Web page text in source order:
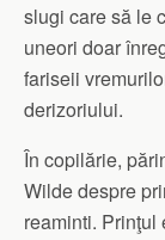
slugi care să le
uneori doar
fariseii
derizoriului.
În copilărie,
Wilde despre
reaminti. Prinţul